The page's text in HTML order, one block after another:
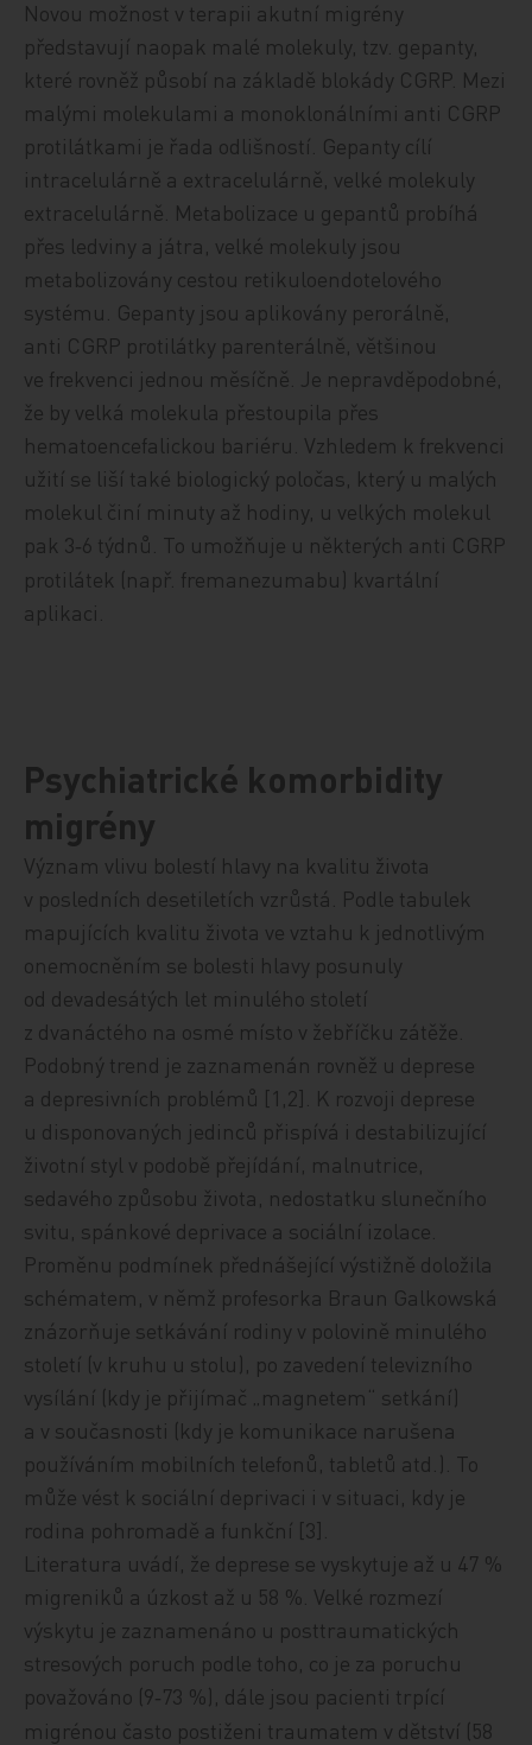
Novou možnost v terapii akutní migrény
představují naopak malé molekuly, tzv. gepanty,
které rovněž působí na základě blokády CGRP. Mezi
malými molekulami a monoklonálními anti CGRP
protilátkami je řada odlišností. Gepanty cílí
intracelulárně a extracelulárně, velké molekuly
extracelulárně. Metabolizace u gepantů probíhá
přes ledviny a játra, velké molekuly jsou
metabolizovány cestou retikuloendotelového
systému. Gepanty jsou aplikovány per­orál­ně,
anti CGRP protilátky parenterálně, většinou
ve frekvenci jednou měsíčně. Je nepravděpodobné,
že by velká molekula přestoupila přes
hematoencefalickou bariéru. Vzhledem k frekvenci
užití se liší také biologický poločas, který u malých
molekul činí minuty až hodiny, u velkých molekul
pak 3-6 týdnů. To umožňuje u některých anti CGRP
protilátek (např. fremanezumabu) kvartální
aplikaci.
Psychiatrické komorbidity
migrény
Význam vlivu bolestí hlavy na kvalitu života
v posledních desetiletích vzrůstá. Podle tabulek
mapujících kvalitu života ve vztahu k jednotlivým
onemocněním se bolesti hlavy posunuly
od devadesátých let minulého století
z dvanáctého na osmé místo v žebříčku zátěže.
Podobný trend je zaznamenán rovněž u deprese
a depresivních problémů [1,2]. K rozvoji deprese
u disponovaných jedinců přispívá i destabilizující
životní styl v podobě přejídání, malnutrice,
sedavého způsobu života, nedostatku slunečního
svitu, spánkové deprivace a sociální izolace.
Proměnu podmínek přednášející výstižně doložila
schématem, v němž profesorka Braun Galkowská
znázorňuje setkávání rodiny v polovině minulého
století (v kruhu u stolu), po zavedení televizního
vysílání (kdy je přijímač „magnetem“ setkání)
a v současnosti (kdy je komunikace narušena
používáním mobilních telefonů, tabletů atd.). To
může vést k sociální deprivaci i v situaci, kdy je
rodina pohromadě a funkční [3].
Literatura uvádí, že deprese se vyskytuje až u 47 %
migreniků a úzkost až u 58 %. Velké rozmezí
výskytu je zaznamenáno u posttraumatických
stresových poruch podle toho, co je za poruchu
považováno (9-73 %), dále jsou pacienti trpící
migrénou často postiženi traumatem v dětství (58